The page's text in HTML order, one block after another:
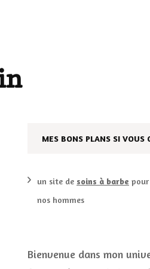
DIY ET CUISINE
LES CALENDRIERS DE
VIE PRATIQUE
MES BONS PLANS SI VOUS
un site de soins à barbe
nos hommes
Bienvenue dans mon